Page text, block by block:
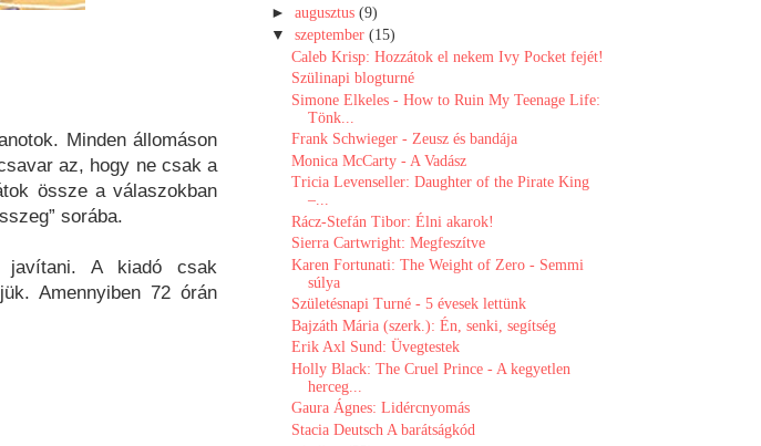
Minden állomáson
az, hogy ne csak a
össze a válaszokban
sorába.
javítani. A kiadó csak
Amennyiben 72 órán
►augusztus(9)
▼ szeptember(15)
Caleb Krisp: Hozzátok el nekem Ivy Pocket fejét!
Szülinapi blogturné
Simone Elkeles - How to Ruin My Teenage Life:
Tönk...
Frank Schwieger - Zeusz és bandája
Monica McCarty - A Vadász
Tricia Levenseller: Daughter ​of the Pirate King
–...
Rácz-Stefán Tibor: Élni ​akarok!
Sierra Cartwright: Megfeszítve
Karen Fortunati: The Weight of Zero - Semmi
súlya
Születésnapi Turné - 5 évesek lettünk
Bajzáth Mária (szerk.): Én, senki, segítség
Erik Axl Sund: Üvegtestek
Holly Black: The Cruel Prince - A kegyetlen
herceg...
Gaura Ágnes: Lidércnyomás
Stacia Deutsch A ​barátságkód